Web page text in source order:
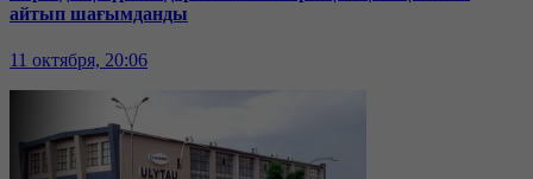
айтып шағымданды
11 октября, 20:06